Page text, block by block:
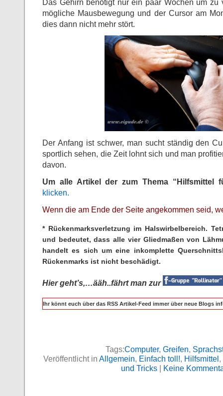
Das Gehirn benötigt nur ein paar Wochen um zu
mögliche Mausbewegung und der Cursor am
dies dann nicht mehr stört.
Der Anfang ist schwer, man sucht ständig den
sportlich sehen, die Zeit lohnt sich und man
davon.
Um alle Artikel der zum Thema “Hilfsmittel
klicken.
Wenn die am Ende der Seite angekommen seid,
* Rückenmarksverletzung im Halswirbelbereich.
und bedeutet, dass alle vier Gliedmaßen von
handelt es sich um eine inkomplette
Rückenmarks ist nicht beschädigt.
Hier geht’s,…ääh..fährt man zur
Ihr könnt euch über das RSS Artikel-Feed immer über neue Blogs
Tags:Computer, Greifen,
Veröffentlicht in Allgemein, Einfach toll!, Hilfsmittel,
und Tricks| Keine